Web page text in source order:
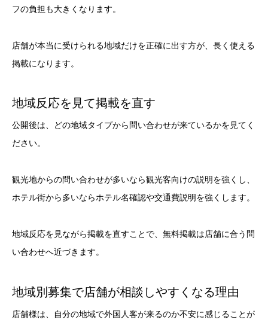
フの負担も大きくなります。
店舗が本当に受けられる地域だけを正確に出す方が、長く使える
掲載になります。
地域反応を見て掲載を直す
公開後は、どの地域タイプから問い合わせが来ているかを見てく
ださい。
観光地からの問い合わせが多いなら観光客向けの説明を強くし、
ホテル街から多いならホテル名確認や交通費説明を強くします。
地域反応を見ながら掲載を直すことで、無料掲載は店舗に合う問
い合わせへ近づきます。
地域別募集で店舗が相談しやすくなる理由
店舗様は、自分の地域で外国人客が来るのか不安に感じることが